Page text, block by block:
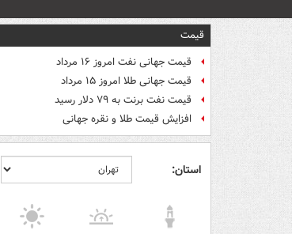
قیمت
قیمت جهانی نفت امروز ۱۶ مرداد
قیمت جهانی طلا امروز ۱۵ مرداد
قیمت نفت برنت به ۷۹ دلار رسید
افزایش قیمت طلا و نقره جهانی
استان: